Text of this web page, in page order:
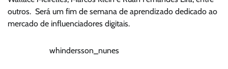
outros. Será um fim de semana de aprendizado dedicado ao
mercado de influenciadores digitais.
whindersson_nunes